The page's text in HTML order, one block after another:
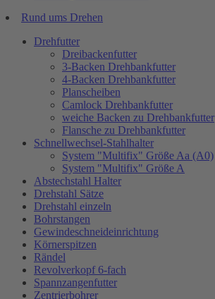
Rund ums Drehen
Drehfutter
Dreibackenfutter
3-Backen Drehbankfutter
4-Backen Drehbankfutter
Planscheiben
Camlock Drehbankfutter
weiche Backen zu Drehbankfutter
Flansche zu Drehbankfutter
Schnellwechsel-Stahlhalter
System "Multifix" Größe Aa (A0)
System "Multifix" Größe A
Abstechstahl Halter
Drehstahl Sätze
Drehstahl einzeln
Bohrstangen
Gewindeschneideinrichtung
Körnerspitzen
Rändel
Revolverkopf 6-fach
Spannzangenfutter
Zentrierbohrer